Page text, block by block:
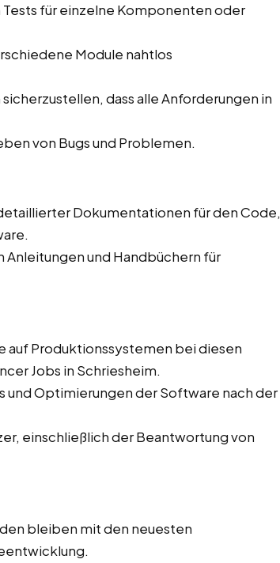
Tests für einzelne Komponenten oder
Module nahtlos
dass alle Anforderungen in
von Bugs und Problemen.
Dokumentationen für den Code,
Anleitungen und Handbüchern für
auf Produktionssystemen bei diesen
Jobs in Schriesheim.
und Optimierungen der Software nach der
einschließlich der Beantwortung von
bleiben mit den neuesten